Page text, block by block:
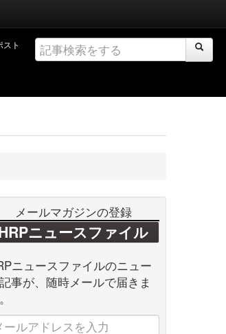
メールマガジンの登録
ニュースファイル
ニュースファイルのニュー
事が、随時メールで届きま